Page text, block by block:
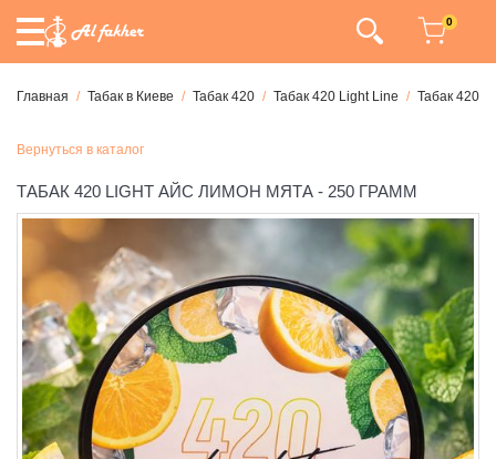
0
Главная Табак в Киеве Табак 420 Табак 420 Light Line Табак 420
Вернуться в каталог
ТАБАК 420 LIGHT АЙС ЛИМОН МЯТА - 250 ГРАММ